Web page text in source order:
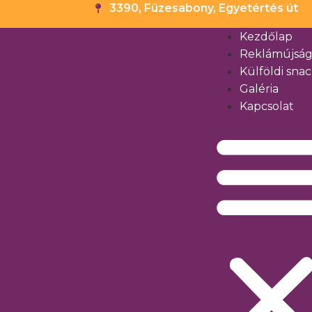
3390, Füzesabony, Egyetértés út
Kezdőlap
Reklámújság
Külföldi
Galéria
Kapcsolat